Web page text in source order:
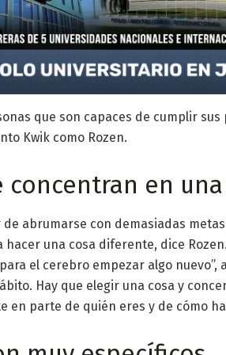
que son capaces de cumplir
Kwik como Rozen.
concentran en
de abrumarse con demasiadas
hacer una cosa diferente, dice
el cerebro empezar algo
Hay que elegir una cosa y
en parte de quién eres y de cómo